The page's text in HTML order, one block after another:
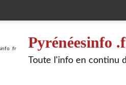
Pyrénéesinfo
Toute l'info en continu